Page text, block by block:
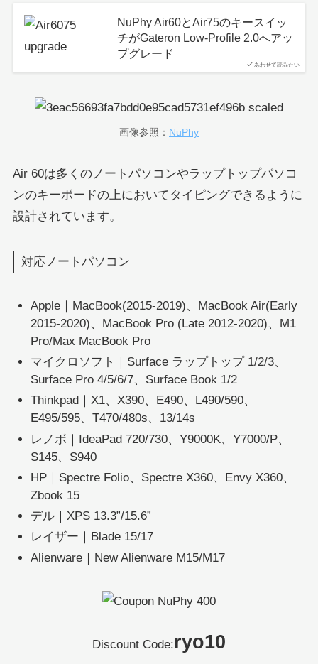
あわせて読みたい
NuPhy Air60とAir75のキースイッ
チがGateron Low-Profile 2.0へアッ
プグレード
画像参照： NuPhy
Air 60は多くのノートパソコンやラップトップパソコ
ンのキーボードの上においてタイピングできるように
設計されています。
対応ノートパソコン
Apple｜MacBook(2015-2019)、MacBook Air(Early
2015-2020)、MacBook Pro (Late 2012-2020)、M1
Pro/Max MacBook Pro
マイクロソフト｜Surface ラップトップ 1/2/3、
Surface Pro 4/5/6/7、Surface Book 1/2
Thinkpad｜X1、X390、E490、L490/590、
E495/595、T470/480s、13/14s
レノボ｜IdeaPad 720/730、Y9000K、Y7000/P、
S145、S940
HP｜Spectre Folio、Spectre X360、Envy X360、
Zbook 15
デル｜XPS 13.3”/15.6”
レイザー｜Blade 15/17
Alienware｜New Alienware M15/M17
Discount Code:ryo10